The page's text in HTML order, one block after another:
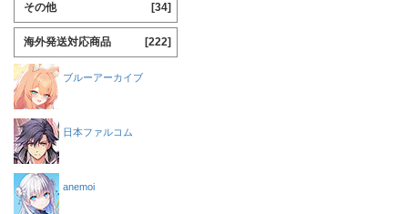
その他 [34]
海外発送対応商品 [222]
ブルーアーカイブ
日本ファルコム
anemoi